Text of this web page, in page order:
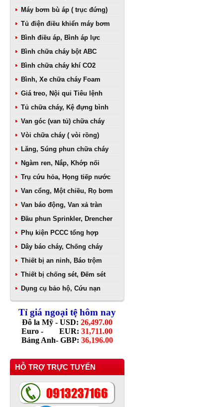
Máy bơm bù áp ( trục đứng)
Tủ điện điều khiển máy bơm
Bình điều áp, Bình áp lực
Bình chữa cháy bột ABC
Bình chữa cháy khí CO2
Bình, Xe chữa cháy Foam
Giá treo, Nội qui Tiêu lệnh
Tủ chữa cháy, Kệ đựng bình
Van góc (van tủ) chữa cháy
Vòi chữa cháy ( vòi rồng)
Lăng, Súng phun chữa cháy
Ngàm ren, Nắp, Khớp nối
Trụ cứu hỏa, Họng tiếp nước
Van cổng, Một chiều, Rọ bơm
Van báo động, Van xả tràn
Đầu phun Sprinkler, Drencher
Phụ kiện PCCC tổng hợp
Dây báo cháy, Chống cháy
Thiết bị an ninh, Báo trộm
Thiết bị chống sét, Đếm sét
Dụng cụ bảo hộ, Cứu nạn
Tỉ giá ngoại tệ hôm nay
Đô la Mỹ - USD: 26,497.00
Euro - EUR: 31,711.00
Bảng Anh- GBP: 36,196.00
HỖ TRỢ TRỰC TUYẾN